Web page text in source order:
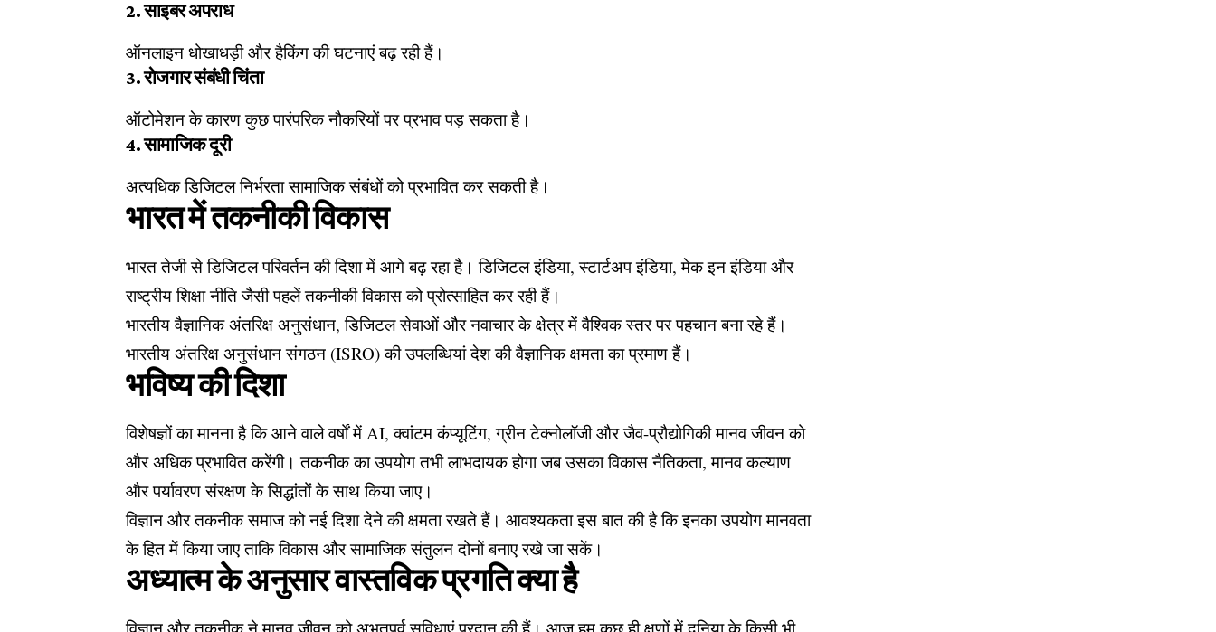
2. साइबर अपराध
ऑनलाइन धोखाधड़ी और हैकिंग की घटनाएं बढ़ रही हैं।
3. रोजगार संबंधी चिंता
ऑटोमेशन के कारण कुछ पारंपरिक नौकरियों पर प्रभाव पड़ सकता है।
4. सामाजिक दूरी
अत्यधिक डिजिटल निर्भरता सामाजिक संबंधों को प्रभावित कर सकती है।
भारत में तकनीकी विकास
भारत तेजी से डिजिटल परिवर्तन की दिशा में आगे बढ़ रहा है। डिजिटल इंडिया, स्टार्टअप इंडिया, मेक इन इंडिया और
राष्ट्रीय शिक्षा नीति जैसी पहलें तकनीकी विकास को प्रोत्साहित कर रही हैं।
भारतीय वैज्ञानिक अंतरिक्ष अनुसंधान, डिजिटल सेवाओं और नवाचार के क्षेत्र में वैश्विक स्तर पर पहचान बना रहे हैं।
भारतीय अंतरिक्ष अनुसंधान संगठन (ISRO) की उपलब्धियां देश की वैज्ञानिक क्षमता का प्रमाण हैं।
भविष्य की दिशा
विशेषज्ञों का मानना है कि आने वाले वर्षों में AI, क्वांटम कंप्यूटिंग, ग्रीन टेक्नोलॉजी और जैव-प्रौद्योगिकी मानव जीवन को
और अधिक प्रभावित करेंगी। तकनीक का उपयोग तभी लाभदायक होगा जब उसका विकास नैतिकता, मानव कल्याण
और पर्यावरण संरक्षण के सिद्धांतों के साथ किया जाए।
विज्ञान और तकनीक समाज को नई दिशा देने की क्षमता रखते हैं। आवश्यकता इस बात की है कि इनका उपयोग मानवता
के हित में किया जाए ताकि विकास और सामाजिक संतुलन दोनों बनाए रखे जा सकें।
अध्यात्म के अनुसार वास्तविक प्रगति क्या है